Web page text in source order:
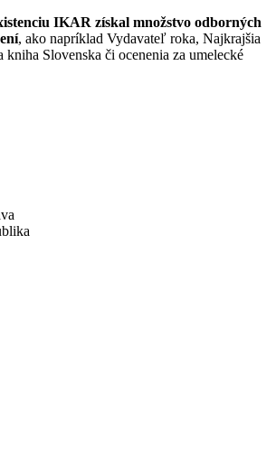
IKAR získal množstvo odborných
, ako napríklad Vydavateľ roka, Najkrajšia
Slovenska či ocenenia za umelecké